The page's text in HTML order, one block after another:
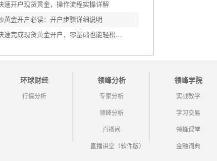
速开户现货黄金，操作流程实操详解
黄金开户必读：开户步骤详细说明
如何快速完成现货黄金开户，零基础也能轻松上手
环球财经
行情分析
领峰分析
专家分析
领峰分析
直播间
直播讲堂（软件版）
领峰学院
实战教学
学习交易
领峰课堂
金融词典